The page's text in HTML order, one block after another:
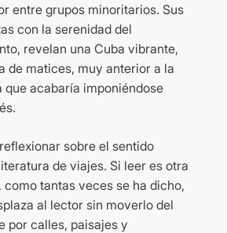
entre grupos minoritarios. Sus
con la serenidad del
revelan una Cuba vibrante,
de matices, muy anterior a la
que acabaría imponiéndose
sobre el sentido
de viajes. Si leer es otra
tantas veces se ha dicho,
al lector sin moverlo del
por calles, paisajes y